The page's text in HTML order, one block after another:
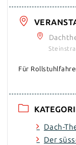
Für
Dach-
Der